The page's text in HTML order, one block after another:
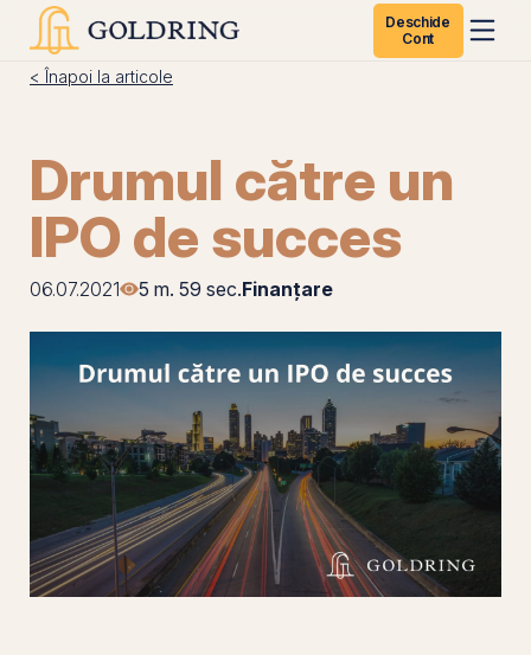
Deschide
Cont
< Înapoi la articole
Drumul către un
IPO de succes
06.07.2021 5 m. 59 sec.Finanțare